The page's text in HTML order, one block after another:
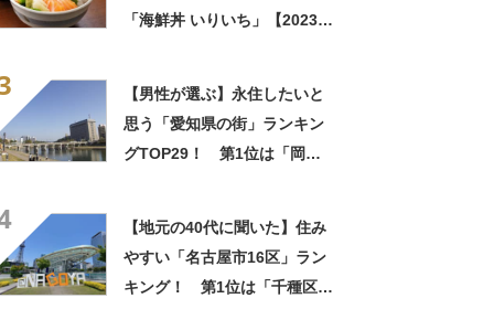
「海鮮丼 いりいち」【2023年
【男性が選ぶ】永住したいと
思う「愛知県の街」ランキン
グTOP29！ 第1位は「岡崎
【地元の40代に聞いた】住み
やすい「名古屋市16区」ラン
キング！ 第1位は「千種区」